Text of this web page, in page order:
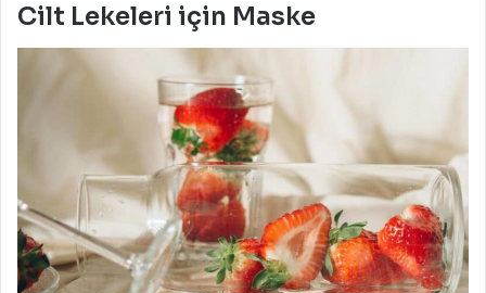
Cilt Lekeleri için Maske